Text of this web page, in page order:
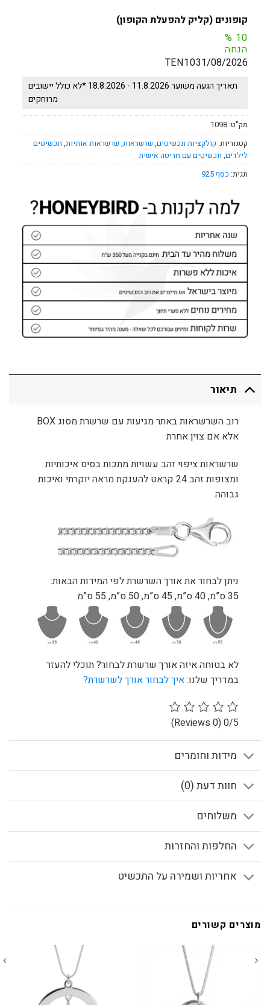
קופונים (קליק להפעלת הקופון)
10
%
הנחה
TEN1031/08/2026
תאריך הגעה משוער 11.8.2026 - 18.8.2026 *לא כולל יישובים
מרוחקים
מק"ט:1098
קטגוריות: קולקציות תכשיטים, שרשראות, שרשראות אותיות, תכשיטים
לילדים, תכשיטים עם חריטה אישית
תגית: כסף 925
תיאור
רוב השרשראות באתר מגיעות עם שרשרת מסוג BOX
אלא אם צוין אחרת
שרשראות ציפוי זהב עשויות מתכות בסיס איכותיות
ומצופות זהב 24 קראט להענקת מראה יוקרתי ואיכות
גבוהה.
ניתן לבחור את אורך השרשרת לפי המידות הבאות:
35 ס”מ, 40 ס”מ, 45 ס”מ, 50 ס”מ, 55 ס”מ
לא בטוחה איזה אורך שרשרת לבחור? תוכלי להעזר
במדריך שלנו:איך לבחור אורך לשרשרת?
0/5
(0 Reviews)
מידות וחומרים
חוות דעת (0)
משלוחים
החלפות והחזרות
אחריות ושמירה על התכשיט
מוצרים קשורים